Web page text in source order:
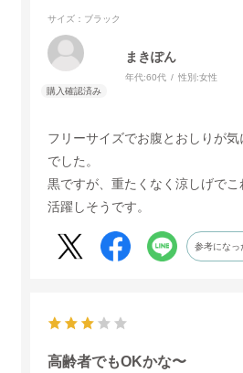
サイズ：ブラック
まきぽん
年代:60代 性別:女性
フリーサイズでお腹とおしりが
でした。
黒ですが、重たくなく涼しげでこ
活躍しそうです。
参考になっ
高齢者でもOKかな〜